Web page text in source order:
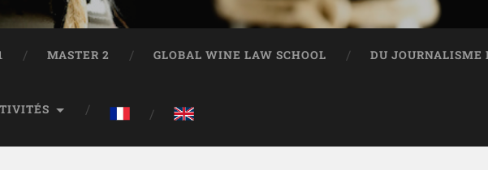
MASTER 2 GLOBAL WINE LAW SCHOOL DU JOURNALISME